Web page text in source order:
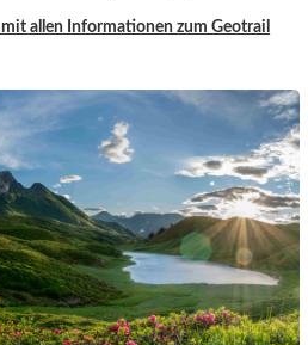
mit allen Informationen zum Geotrail